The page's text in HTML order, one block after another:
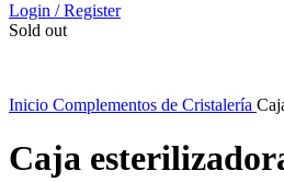
Login / Register
Sold out
Inicio Complementos de Cristalería
Caja